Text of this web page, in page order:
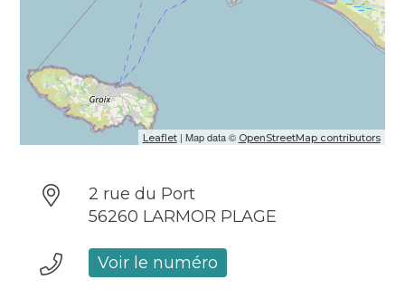
Leaflet| Map data © OpenStreetMap contributors
2 rue du Port
56260 LARMOR PLAGE
Voir le numéro